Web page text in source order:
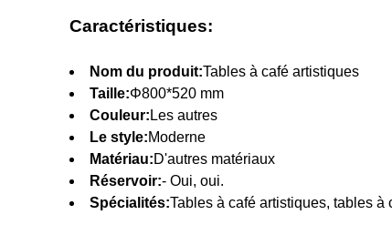
Caractéristiques:
Nom du produit:Tables à café artistiques
Taille:Φ800*520 mm
Couleur: Les autres
Le style:Moderne
Matériau:D'autres matériaux
Réservoir:- Oui, oui.
Spécialités:Tables à café artistiques, tables